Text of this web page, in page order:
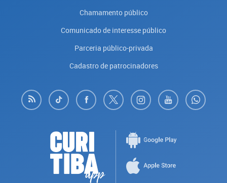
Chamamento público
Comunicado de interesse público
Parceria público-privada
Cadastro de patrocinadores